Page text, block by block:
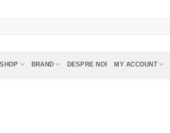
SHOP BRAND DESPRE NOI MY ACCOUNT